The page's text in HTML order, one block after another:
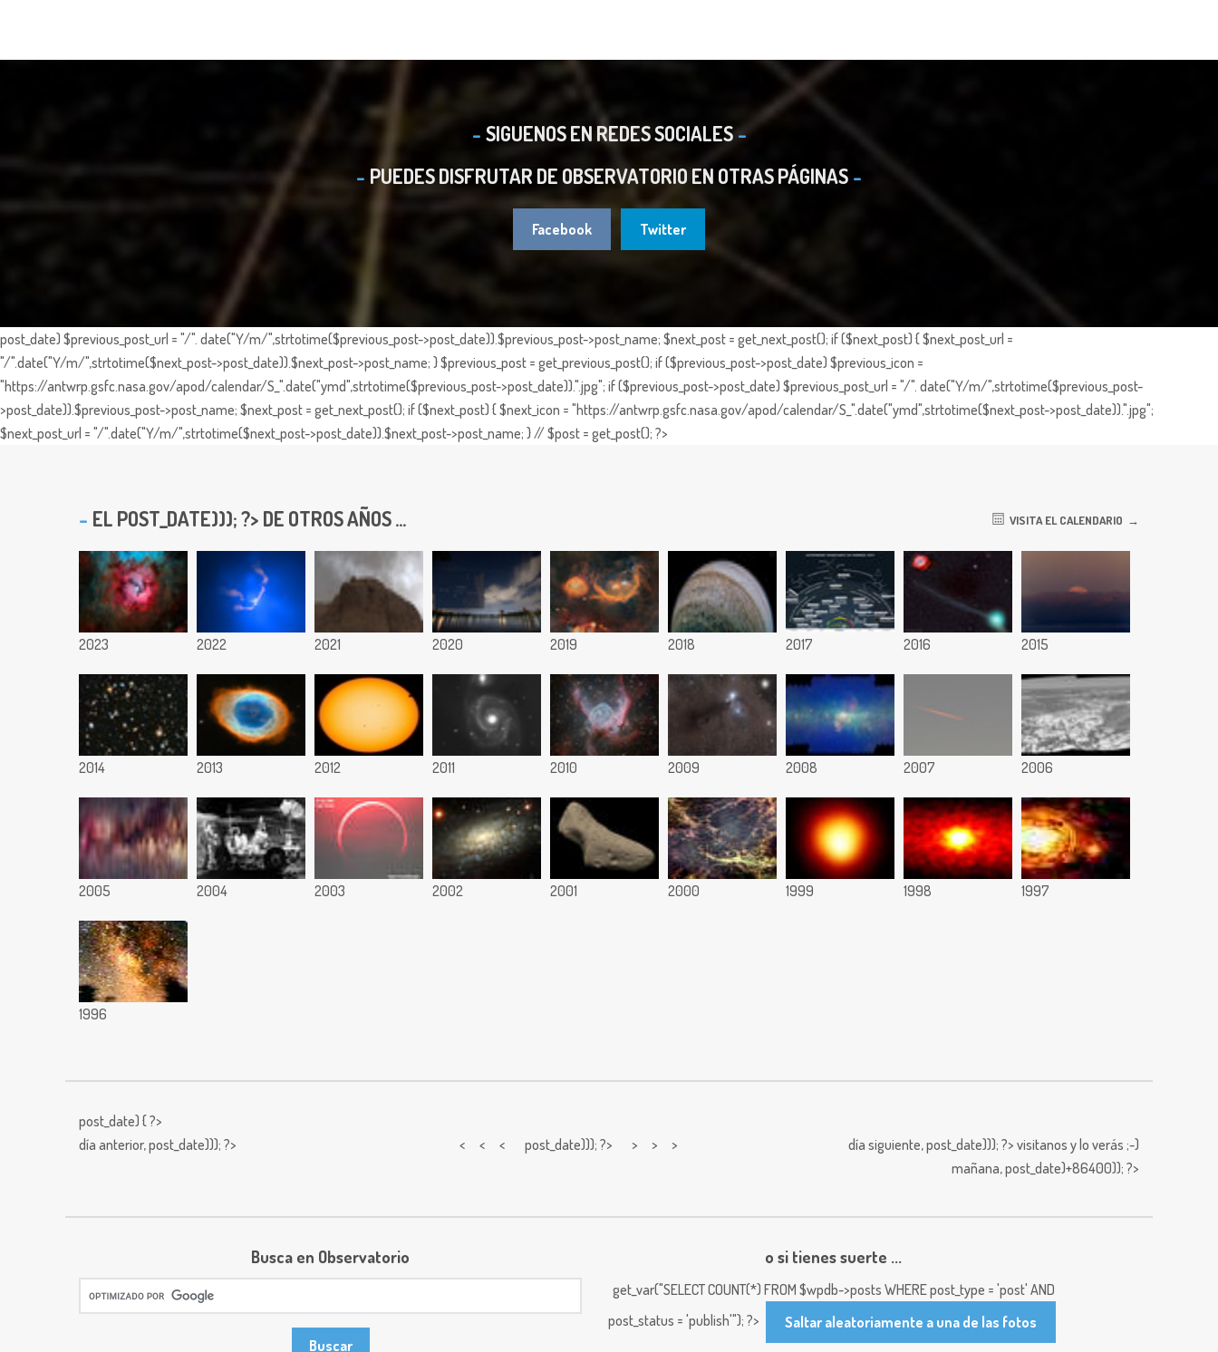
SIGUENOS EN REDES SOCIALES
PUEDES DISFRUTAR DE OBSERVATORIO EN OTRAS PÁGINAS
Facebook Twitter
post_date) $previous_post_url = "/". date("Y/m/",strtotime($previous_post->post_date)).$previous_post->post_name; $next_post = get_next_post(); if ($next_post) { $next_post_url =
"/".date("Y/m/",strtotime($next_post->post_date)).$next_post->post_name; } $previous_post = get_previous_post(); if ($previous_post->post_date) $previous_icon =
"https://antwrp.gsfc.nasa.gov/apod/calendar/S_".date("ymd",strtotime($previous_post->post_date)).".jpg"; if ($previous_post->post_date) $previous_post_url = "/". date("Y/m/",strtotime($previous_post-
>post_date)).$previous_post->post_name; $next_post = get_next_post(); if ($next_post) { $next_icon = "https://antwrp.gsfc.nasa.gov/apod/calendar/S_".date("ymd",strtotime($next_post->post_date)).".jpg";
$next_post_url = "/".date("Y/m/",strtotime($next_post->post_date)).$next_post->post_name; } // $post = get_post(); ?>
EL POST_DATE))); ?> DE OTROS AÑOS ... VISITA EL CALENDARIO
2023 2022 2021 2020 2019 2018 2017 2016 2015
2014 2013 2012 2011 2010 2009 2008 2007 2006
2005 2004 2003 2002 2001 2000 1999 1998 1997
1996
post_date) { ?>
día anterior,post_date))); ?> < < < post_date))); ?> > > > día siguiente,post_date))); ?> visitanos y lo verás ;-)
mañana,post_date)+86400)); ?>
Busca en Observatorio o si tienes suerte ...
get_var("SELECT COUNT(*) FROM $wpdb->posts WHERE post_type = 'post' AND
post_status = 'publish'"); ?>
Saltar aleatoriamente a una de las fotos